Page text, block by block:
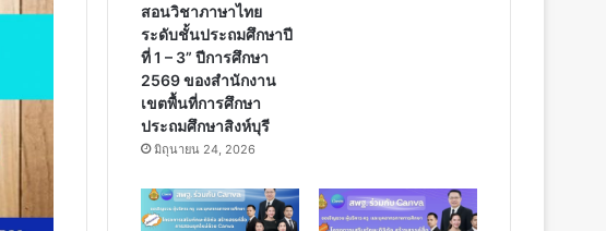
สอนวิชาภาษาไทย
ระดับชั้นประถมศึกษาปี
ที่ 1 – 3” ปีการศึกษา
2569 ของสำนักงาน
เขตพื้นที่การศึกษา
ประถมศึกษาสิงห์บุรี
มิถุนายน 24, 2026